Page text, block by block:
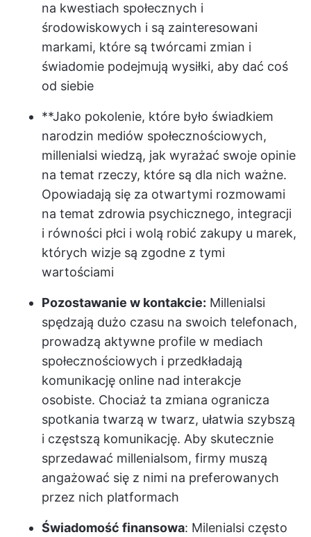
na kwestiach społecznych i
środowiskowych i są zainteresowani
markami, które są twórcami zmian i
świadomie podejmują wysiłki, aby dać coś
od siebie
**Jako pokolenie, które było świadkiem
narodzin mediów społecznościowych,
millenialsi wiedzą, jak wyrażać swoje opinie
na temat rzeczy, które są dla nich ważne.
Opowiadają się za otwartymi rozmowami
na temat zdrowia psychicznego, integracji
i równości płci i wolą robić zakupy u marek,
których wizje są zgodne z tymi
wartościami
Pozostawanie w kontakcie: Millenialsi
spędzają dużo czasu na swoich telefonach,
prowadzą aktywne profile w mediach
społecznościowych i przedkładają
komunikację online nad interakcje
osobiste. Chociaż ta zmiana ogranicza
spotkania twarzą w twarz, ułatwia szybszą
i częstszą komunikację. Aby skutecznie
sprzedawać millenialsom, firmy muszą
angażować się z nimi na preferowanych
przez nich platformach
Świadomość finansowa: Milenialsi często